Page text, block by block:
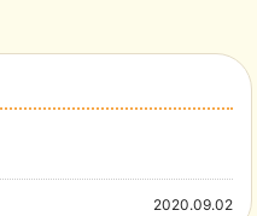
2020.09.02